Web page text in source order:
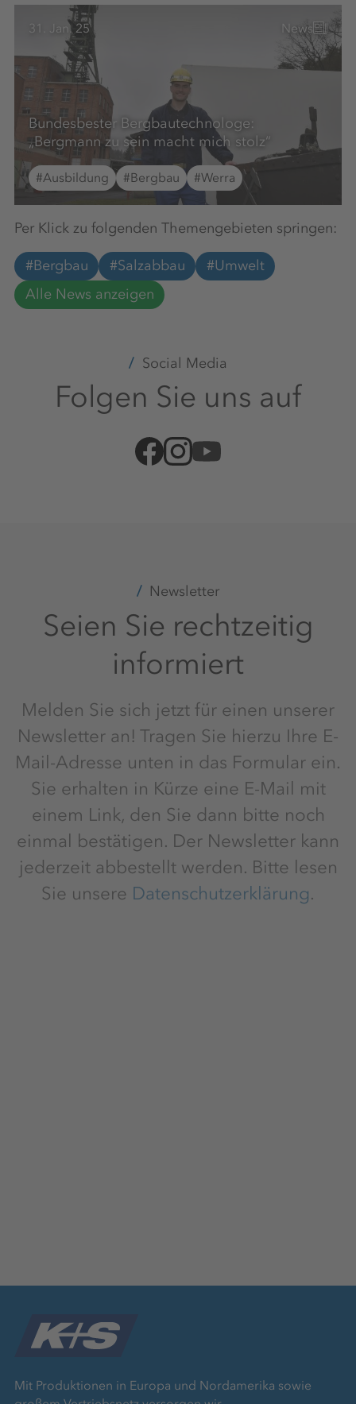
31. Jan. 25 News
Bundesbester Bergbautechnologe:
„Bergmann zu sein macht mich stolz“
#Ausbildung #Bergbau #Werra
Per Klick zu folgenden Themengebieten springen:
#Bergbau #Salzabbau
#Umwelt
Alle News anzeigen
Social Media
Folgen Sie uns auf
Newsletter
Seien Sie rechtzeitig
informiert
Melden Sie sich jetzt für einen unserer
Newsletter an! Tragen Sie hierzu Ihre E-
Mail-Adresse unten in das Formular ein.
Sie erhalten in Kürze eine E-Mail mit
einem Link, den Sie dann bitte noch
einmal bestätigen. Der Newsletter kann
jederzeit abbestellt werden. Bitte lesen
Sie unsere Datenschutzerklärung.
Mit Produktionen in Europa und Nordamerika sowie